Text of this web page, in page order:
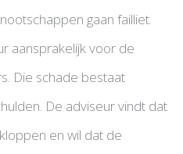
gaan failliet.
aansprakelijk voor de
Die schade bestaat
De adviseur vindt dat
en wil dat de